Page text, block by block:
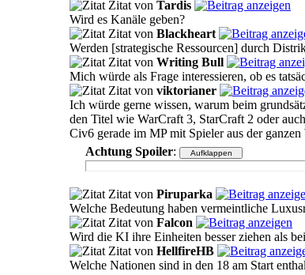
Zitat von Tardis
Wird es Kanäle geben?
Zitat von Blackheart
Werden [strategische Ressourcen] durch
Zitat von Writing Bull
Mich würde als Frage interessieren, ob es
Zitat von viktorianer
Ich würde gerne wissen, warum beim
den Titel wie WarCraft 3, StarCraft 2 oder
Civ6 gerade im MP mit Spieler aus der
Achtung Spoiler:
Zitat von Piruparka
Welche Bedeutung haben vermeintliche
Zitat von Falcon
Wird die KI ihre Einheiten besser ziehen als
Zitat von HellfireHB
Welche Nationen sind in den 18 am Start